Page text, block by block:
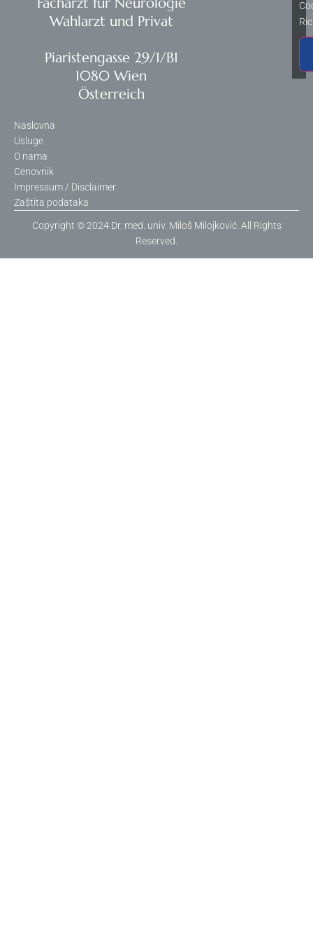
Wahlarzt und Privat
Piaristengasse 29/1/B1
1080 Wien
Österreich
Naslovna
Usluge
O nama
Cenovnik
Impressum / Disclaimer
Zaštita podataka
Copyright © 2024 Dr. med. univ. Miloš Milojković. All Rights
Reserved.